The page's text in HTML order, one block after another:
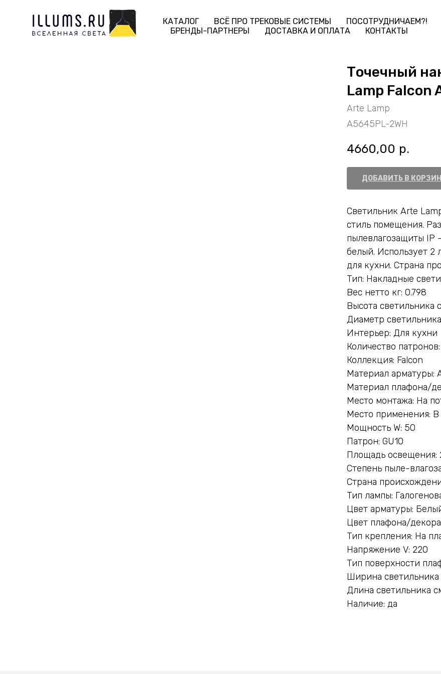
КАТАЛОГ ВСЁ ПРО ТРЕКОВЫЕ СИСТЕМЫ
ПОСОТРУДНИЧАЕМ?!
БРЕНДЫ-ПАРТНЕРЫ
ДОСТАВКА И ОПЛАТА КОНТАКТЫ
Точечный
Lamp Falcon
Arte Lamp
A5645PL-2WH
4660,00 р.
ДОБАВИТЬ В
Светильник Arte
стиль помещения.
пылевлагозащиты
белый. Использует 2
для кухни. Страна
Тип: Накладные
Вес нетто кг: 0.798
Высота светильника
Диаметр
Интерьер: Для кухни
Количество
Коллекция: Falcon
Материал арматуры:
Материал плафона/
Место монтажа: На
Место применения:
Мощность W: 50
Патрон: GU10
Площадь освещения:
Степень пыле-
Страна
Тип лампы:
Цвет арматуры:
Цвет плафона/
Тип крепления: На
Напряжение V: 220
Тип поверхности
Ширина светильника
Длина светильника
Наличие: да